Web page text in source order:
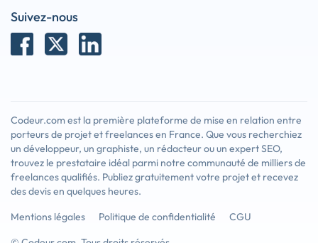
Suivez-nous
Codeur.com est la première plateforme de mise en relation entre
porteurs de projet et freelances en France. Que vous recherchiez
un développeur, un graphiste, un rédacteur ou un expert SEO,
trouvez le prestataire idéal parmi notre communauté de milliers de
freelances qualifiés. Publiez gratuitement votre projet et recevez
des devis en quelques heures.
Mentions légales
Politique de confidentialité
CGU